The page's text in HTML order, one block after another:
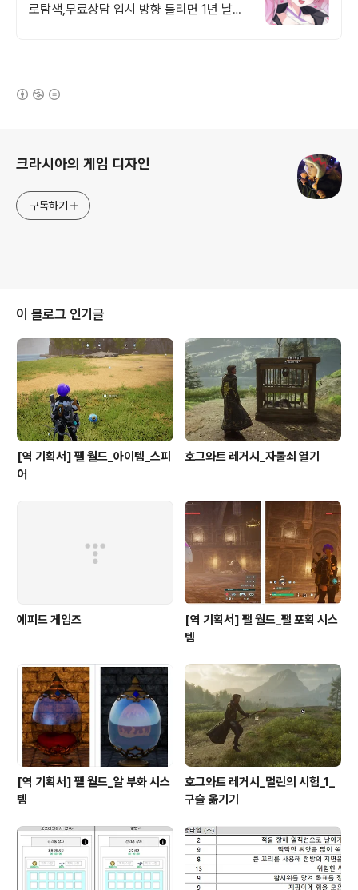
로탐색,무료상담 입시 방향 틀리면 1년 날립
크라시아의 게임 디자인
구독하기
이 블로그 인기글
[역 기획서] 팰 월드_아이템_스피
어
호그와트 레거시_자물쇠 열기
에피드 게임즈
[역 기획서] 팰 월드_팰 포획 시스
템
[역 기획서] 팰 월드_알 부화 시스
템
호그와트 레거시_멀린의 시험_1_
구슬 옮기기